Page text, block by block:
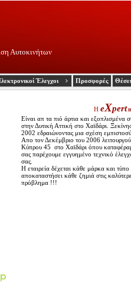
Αυτοκινήτων
Έλεγχοι Προσφορές
Eίναι απ τα πιό άρτια και εξοπλισμένα
στην Δυτική Αττική στο Χαϊδάρι.
2002 εδραιώνοντας μια σχέση
Απο τον Δεκέμβριο του 2006
Κύπρου 45 στο Χαϊδάρι όπου
σας παρέχουμε εγγυημένο τεχνικό
σας.
Η εταιρεία δέχεται κάθε μάρκα και
αποκαταστήσει κάθε ζημιά στις
πρόβλημα !!!
Η eXpert